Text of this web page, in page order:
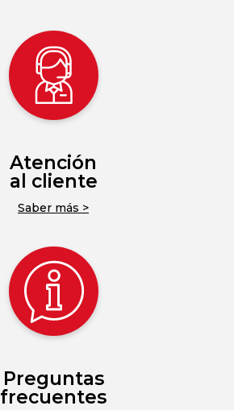
Atención
al cliente
Saber más >
Preguntas
frecuentes